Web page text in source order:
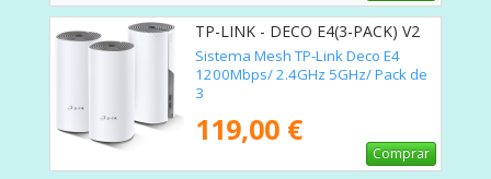
TP-LINK - DECO E4(3-PACK) V2
Sistema Mesh TP-Link Deco E4
1200Mbps/ 2.4GHz 5GHz/ Pack de
3
119,00 €
Comprar